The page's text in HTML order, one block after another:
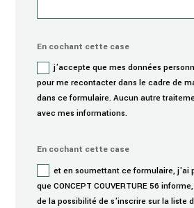
En cochant cette case
j'accepte que mes données
pour me recontacter dans le cadre de
dans ce formulaire. Aucun autre
avec mes informations.
En cochant cette case
et en soumettant ce formulaire, j'ai
que CONCEPT COUVERTURE 56
de la possibilité de s'inscrire sur la liste